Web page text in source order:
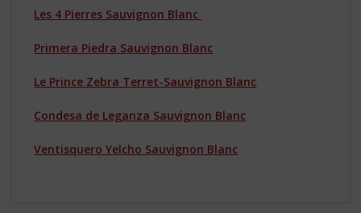
Les 4 Pierres Sauvignon Blanc
Primera Piedra Sauvignon Blanc
Le Prince Zebra Terret-Sauvignon Blanc
Condesa de Leganza Sauvignon Blanc
Ventisquero Yelcho Sauvignon Blanc